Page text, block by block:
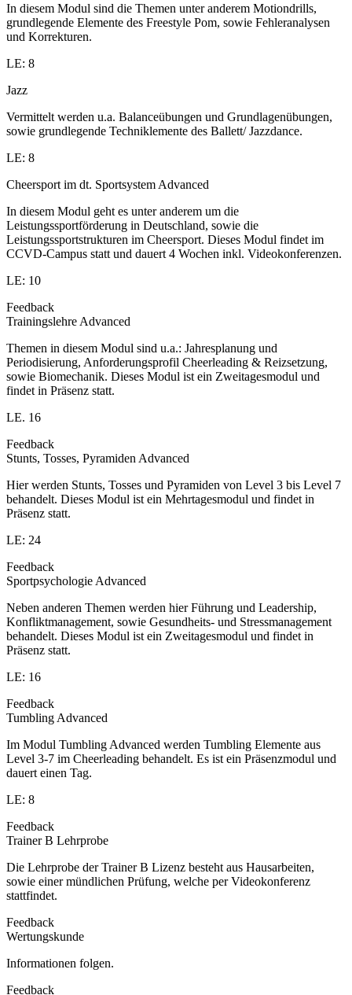
In diesem Modul sind die Themen unter anderem Motiondrills,
grundlegende Elemente des Freestyle Pom, sowie Fehleranalysen
und Korrekturen.
LE: 8
Jazz
Vermittelt werden u.a. Balanceübungen und Grundlagenübungen,
sowie grundlegende Techniklemente des Ballett/ Jazzdance.
LE: 8
Cheersport im dt. Sportsystem Advanced
In diesem Modul geht es unter anderem um die
Leistungssportförderung in Deutschland, sowie die
Leistungssportstrukturen im Cheersport. Dieses Modul findet im
CCVD-Campus statt und dauert 4 Wochen inkl. Videokonferenzen.
LE: 10
Feedback
Trainingslehre Advanced
Themen in diesem Modul sind u.a.: Jahresplanung und
Periodisierung, Anforderungsprofil Cheerleading & Reizsetzung,
sowie Biomechanik. Dieses Modul ist ein Zweitagesmodul und
findet in Präsenz statt.
LE. 16
Feedback
Stunts, Tosses, Pyramiden Advanced
Hier werden Stunts, Tosses und Pyramiden von Level 3 bis Level 7
behandelt. Dieses Modul ist ein Mehrtagesmodul und findet in
Präsenz statt.
LE: 24
Feedback
Sportpsychologie Advanced
Neben anderen Themen werden hier Führung und Leadership,
Konfliktmanagement, sowie Gesundheits- und Stressmanagement
behandelt. Dieses Modul ist ein Zweitagesmodul und findet in
Präsenz statt.
LE: 16
Feedback
Tumbling Advanced
Im Modul Tumbling Advanced werden Tumbling Elemente aus
Level 3-7 im Cheerleading behandelt. Es ist ein Präsenzmodul und
dauert einen Tag.
LE: 8
Feedback
Trainer B Lehrprobe
Die Lehrprobe der Trainer B Lizenz besteht aus Hausarbeiten,
sowie einer mündlichen Prüfung, welche per Videokonferenz
stattfindet.
Feedback
Wertungskunde
Informationen folgen.
Feedback